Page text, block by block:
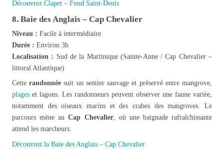
Découvrez Clapet – Fond Saint-Denis
8. Baie des Anglais – Cap Chevalier
Niveau : Facile à intermédiaire
Durée : Environ 3h
Localisation : Sud de la Martinique (Sainte-Anne / Cap Chevalier –
littoral Atlantique)
Cetterandonnée suit un sentier sauvage et préservé entre mangrove,
plages et lagons. Les randonneurs peuvent observer une faune variée,
notamment des oiseaux marins et des crabes des mangroves. Le
parcours mène auCap Chevalier, où une baignade rafraîchissante
attend les marcheurs.
Découvrez la Baie des Anglais – Cap Chevalier